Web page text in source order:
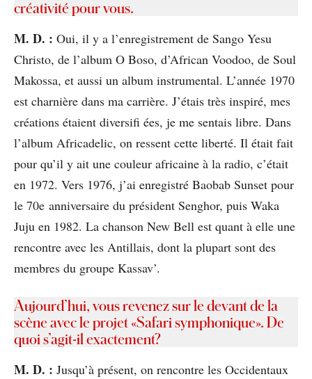
créativité pour vous.
M. D. : Oui, il y a l’enregistrement de Sango Yesu
Christo, de l’album O Boso, d’African Voodoo, de Soul
Makossa, et aussi un album instrumental. L’année 1970
est charnière dans ma carrière. J’étais très inspiré, mes
créations étaient diversiﬁ ées, je me sentais libre. Dans
l’album Africadelic, on ressent cette liberté. Il était fait
pour qu’il y ait une couleur africaine à la radio, c’était
en 1972. Vers 1976, j’ai enregistré Baobab Sunset pour
le 70e anniversaire du président Senghor, puis Waka
Juju en 1982. La chanson New Bell est quant à elle une
rencontre avec les Antillais, dont la plupart sont des
membres du groupe Kassav’.
Aujourd’hui, vous revenez sur le devant de la
scène avec le projet «Safari symphonique». De
quoi s’agit-il exactement?
M. D. : Jusqu’à présent, on rencontre les Occidentaux